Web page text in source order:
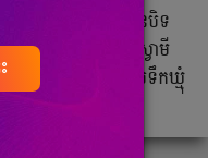
ប់គូស្វាមីភរិយាថ្មី បានបិទ
មវិធីក៏បានរកឃើញគូស្វាមី
ណើរកម្សាន្តទៅក្រេបទឹកឃ្មុំ